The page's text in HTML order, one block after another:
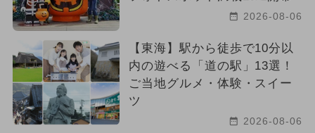
2024年4月のイベント
2024年5月のイベント
2024年9月のイベント
夏休み（日帰り）
2026-08-06
【東海】駅から徒歩で10分以
内の遊べる「道の駅」13選！
ご当地グルメ・体験・スイー
ツ
2026-08-06